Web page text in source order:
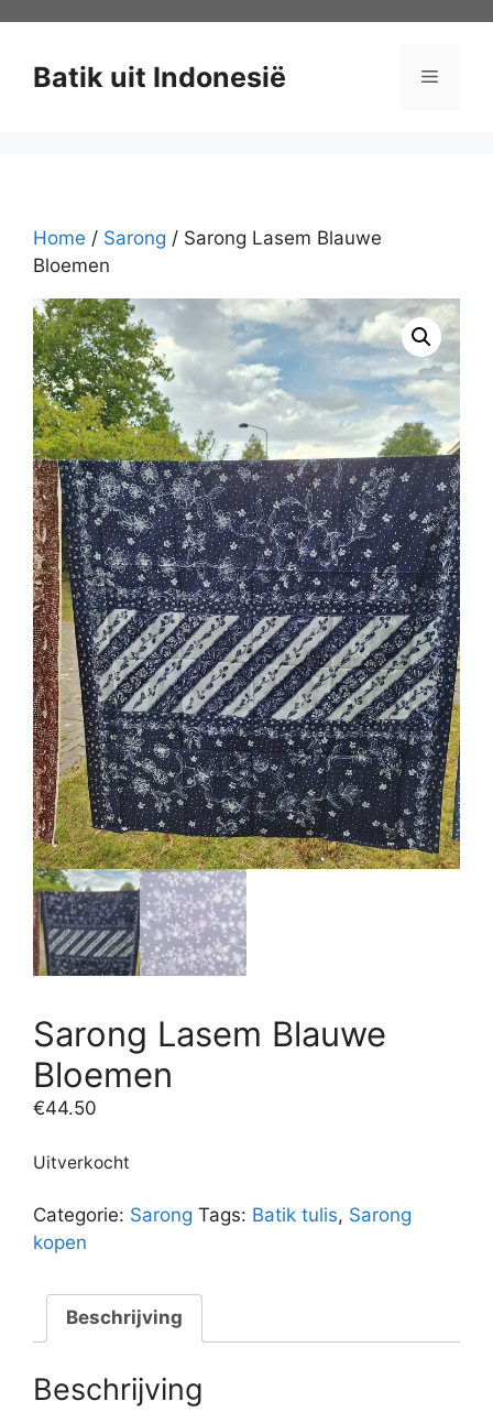
inhoud
Batik uit Indonesië Menu
Home / Sarong / Sarong Lasem Blauwe
Bloemen
Sarong Lasem Blauwe
Bloemen
€44.50
Uitverkocht
Categorie: Sarong Tags: Batik tulis, Sarong
kopen
Beschrijving
Beschrijving